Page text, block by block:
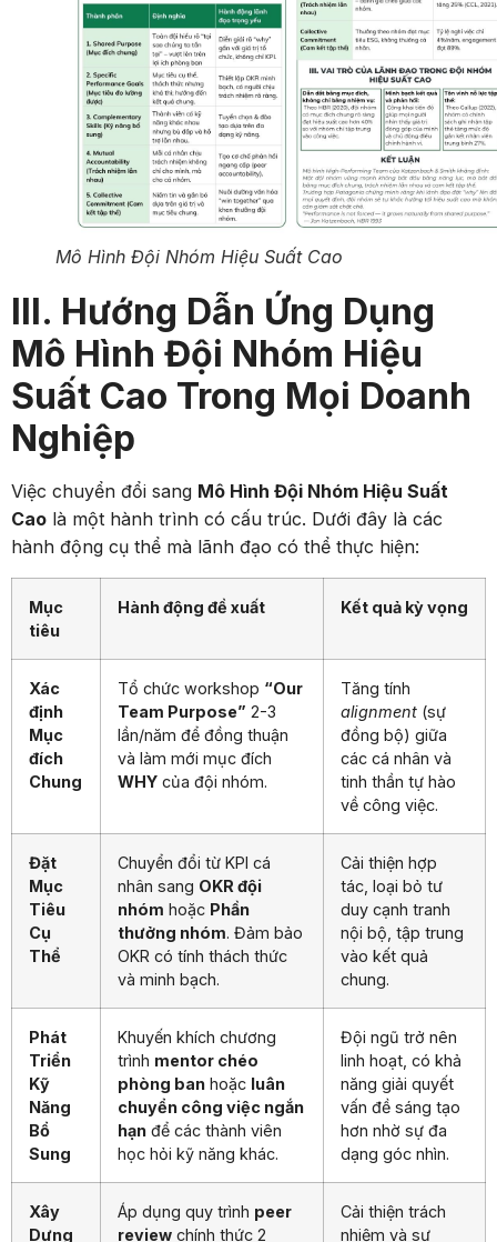
Mô Hình Đội Nhóm Hiệu Suất Cao
III. Hướng Dẫn Ứng Dụng
Mô Hình Đội Nhóm Hiệu
Suất Cao Trong Mọi Doanh
Nghiệp
Việc chuyển đổi sang Mô Hình Đội Nhóm Hiệu Suất
Cao là một hành trình có cấu trúc. Dưới đây là các
hành động cụ thể mà lãnh đạo có thể thực hiện:
Mục
tiêu
Hành động đề xuất Kết quả kỳ vọng
Xác
định
Mục
đích
Chung
Tổ chức workshop “Our
Team Purpose” 2-3
lần/năm để đồng thuận
và làm mới mục đích
WHY của đội nhóm.
Tăng tính
alignment (sự
đồng bộ) giữa
các cá nhân và
tinh thần tự hào
về công việc.
Đặt
Mục
Tiêu
Cụ
Thể
Chuyển đổi từ KPI cá
nhân sang OKR đội
nhóm hoặc Phần
thưởng nhóm. Đảm bảo
OKR có tính thách thức
và minh bạch.
Cải thiện hợp
tác, loại bỏ tư
duy cạnh tranh
nội bộ, tập trung
vào kết quả
chung.
Phát
Triển
Kỹ
Năng
Bổ
Sung
Khuyến khích chương
trình mentor chéo
phòng ban hoặc luân
chuyển công việc ngắn
hạn để các thành viên
học hỏi kỹ năng khác.
Đội ngũ trở nên
linh hoạt, có khả
năng giải quyết
vấn đề sáng tạo
hơn nhờ sự đa
dạng góc nhìn.
Xây
Dựng
Áp dụng quy trình peer
review chính thức 2
Cải thiện trách
nhiệm và sự